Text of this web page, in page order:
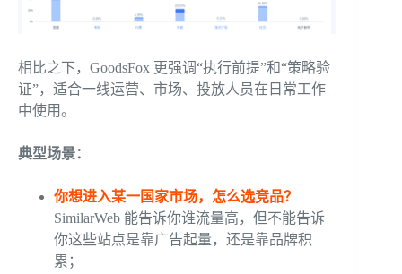
相比之下，GoodsFox 更强调“执行前提”和“策略验
证”，适合一线运营、市场、投放人员在日常工作
中使用。
典型场景：
你想进入某一国家市场，怎么选竞品？
SimilarWeb 能告诉你谁流量高，但不能告诉
你这些站点是靠广告起量，还是靠品牌积
累；